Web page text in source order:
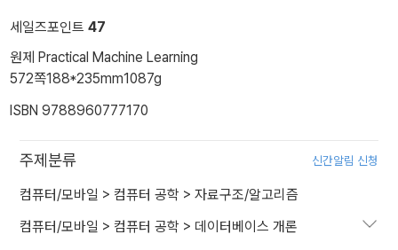
세일즈포인트 47
원제 Practical Machine Learning
572쪽188*235mm1087g
ISBN 9788960777170
주제분류 신간알림 신청
컴퓨터/모바일 > 컴퓨터 공학 > 자료구조/알고리즘
컴퓨터/모바일 > 컴퓨터 공학 > 데이터베이스 개론